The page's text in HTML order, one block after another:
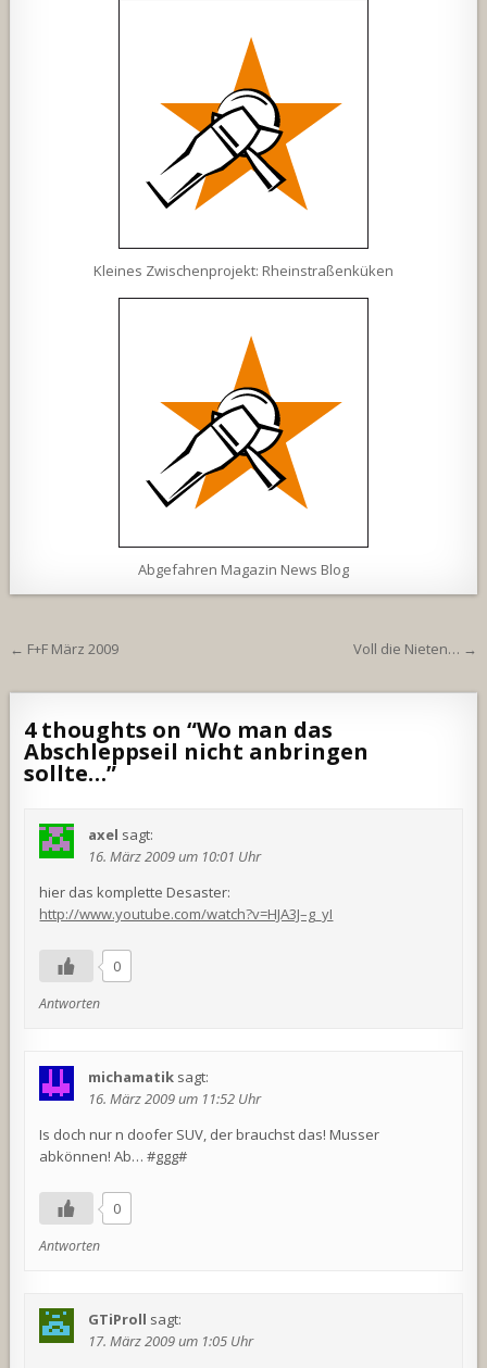
Kleines Zwischenprojekt: Rheinstraßenküken
Abgefahren Magazin News Blog
Beitragsnavigation
← F+F März 2009 Voll die Nieten… →
4 thoughts on “Wo man das
Abschleppseil nicht anbringen
sollte…”
axel sagt:
16. März 2009 um 10:01 Uhr
hier das komplette Desaster:
http://www.youtube.com/watch?v=HJA3J–g_yI
0
Antworten
michamatik sagt:
16. März 2009 um 11:52 Uhr
Is doch nur n doofer SUV, der brauchst das! Musser
abkönnen! Ab… #ggg#
0
Antworten
GTiProll sagt:
17. März 2009 um 1:05 Uhr